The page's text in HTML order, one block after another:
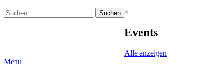
Suchen
nach:
×
Events
Alle anzeigen
Menu